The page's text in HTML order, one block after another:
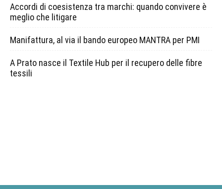
Accordi di coesistenza tra marchi: quando convivere è
meglio che litigare
Manifattura, al via il bando europeo MANTRA per PMI
A Prato nasce il Textile Hub per il recupero delle fibre
tessili